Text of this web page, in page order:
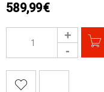
589,99€